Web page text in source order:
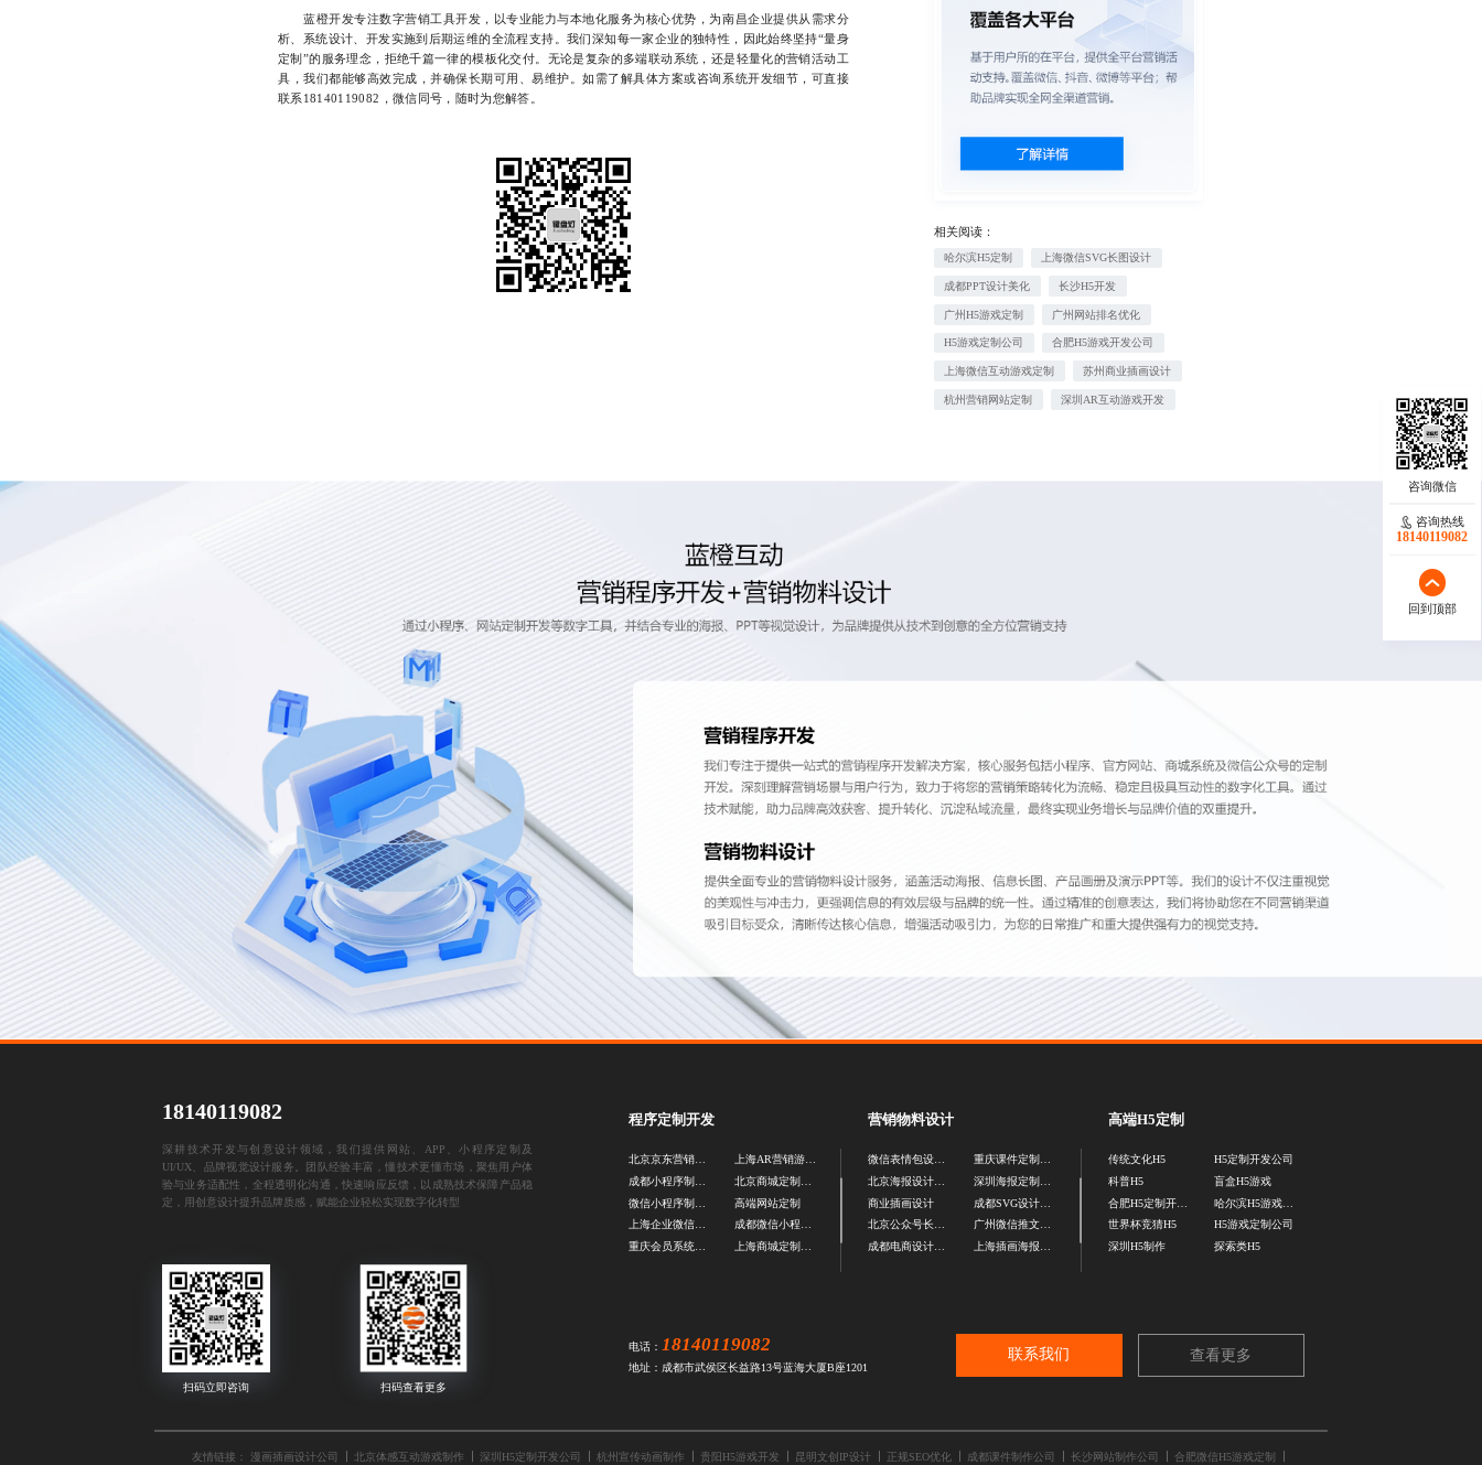
蓝橙开发专注数字营销工具开发，以专业能力与本地化服务为核心优势，为南昌企业提供从需求分
析、系统设计、开发实施到后期运维的全流程支持。我们深知每一家企业的独特性，因此始终坚持“量身
定制”的服务理念，拒绝千篇一律的模板化交付。无论是复杂的多端联动系统，还是轻量化的营销活动工
具，我们都能够高效完成，并确保长期可用、易维护。如需了解具体方案或咨询系统开发细节，可直接
联系18140119082，微信同号，随时为您解答。
相关阅读：
哈尔滨H5定制 上海微信SVG长图设计
成都PPT设计美化 长沙H5开发
广州H5游戏定制 广州网站排名优化
H5游戏定制公司 合肥H5游戏开发公司
上海微信互动游戏定制 苏州商业插画设计
杭州营销网站定制 深圳AR互动游戏开发
咨询热线
18140119082
回到顶部
18140119082
深耕技术开发与创意设计领域，我们提供网站、APP、小程序定制及
UI/UX、品牌视觉设计服务。团队经验丰富，懂技术更懂市场，聚焦用户体
验与业务适配性，全程透明化沟通，快速响应反馈，以成熟技术保障产品稳
定，用创意设计提升品牌质感，赋能企业轻松实现数字化转型
程序定制开发
北京京东营销活动定制
上海企业微信制作公司
重庆会员系统开发公司
上海AR营销游戏制作
高端网站定制
成都微信小程序定制公司
营销物料设计
微信表情包设计公司
商业插画设计
北京公众号长图设计公司
重庆课件定制公司
广州微信推文排版设计
高端H5定制
传统文化H5
科普H5
合肥H5定制开发公司
世界杯竞猜H5
深圳H5制作
H5定制开发公司
盲盒H5游戏
哈尔滨H5游戏定制公司
H5游戏定制公司
探索类H5
电话： 18140119082
地址：成都市武侯区长益路13号蓝海大厦B座1201
联系我们 查看更多
友情链接： 漫画插画设计公司 北京体感互动游戏制作 深圳H5定制开发公司 杭州宣传动画制作 贵阳H5游戏开发 昆明文创IP设计 正规SEO优化 成都课件制作公司 长沙网站制作公司 合肥微信H5游戏定制